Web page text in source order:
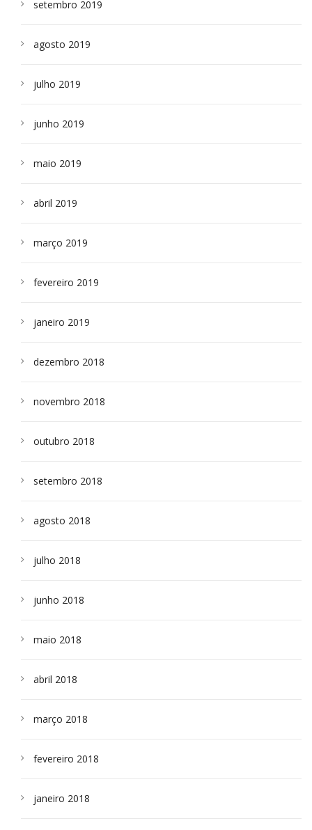
setembro 2019
agosto 2019
julho 2019
junho 2019
maio 2019
abril 2019
março 2019
fevereiro 2019
janeiro 2019
dezembro 2018
novembro 2018
outubro 2018
setembro 2018
agosto 2018
julho 2018
junho 2018
maio 2018
abril 2018
março 2018
fevereiro 2018
janeiro 2018